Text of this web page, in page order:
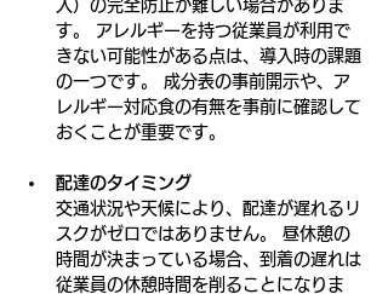
入）の完全防止が難しい場合がありま
す。 アレルギーを持つ従業員が利用で
きない可能性がある点は、導入時の課題
の一つです。 成分表の事前開示や、ア
レルギー対応食の有無を事前に確認して
おくことが重要です。
配達のタイミング
交通状況や天候により、配達が遅れるリ
スクがゼロではありません。 昼休憩の
時間が決まっている場合、到着の遅れは
従業員の休憩時間を削ることになりま